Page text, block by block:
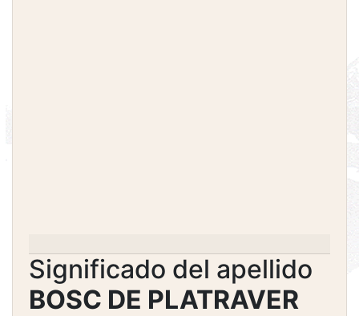
Significado del apellido
BOSC DE PLATRAVER